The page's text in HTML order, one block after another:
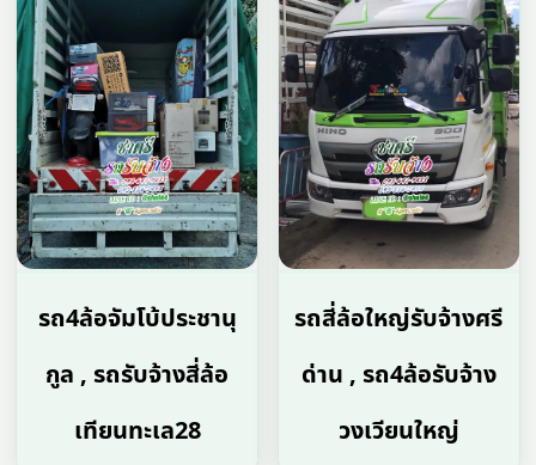
รถ4ล้อจัมโบ้ประชานุ
กูล , รถรับจ้างสี่ล้อ
เทียนทะเล28
รถสี่ล้อใหญ่รับจ้างศรี
ด่าน , รถ4ล้อรับจ้าง
วงเวียนใหญ่